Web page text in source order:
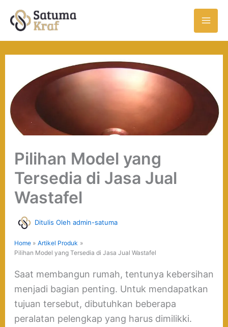
Pilihan Model yang
Tersedia di Jasa Jual
Wastafel
Ditulis Oleh admin-satuma
Home
Artikel Produk
Pilihan Model yang Tersedia di Jasa Jual Wastafel
Saat membangun rumah, tentunya kebersihan
menjadi bagian penting. Untuk mendapatkan
tujuan tersebut, dibutuhkan beberapa
peralatan pelengkap yang harus dimilikki.